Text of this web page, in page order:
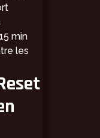
min
les